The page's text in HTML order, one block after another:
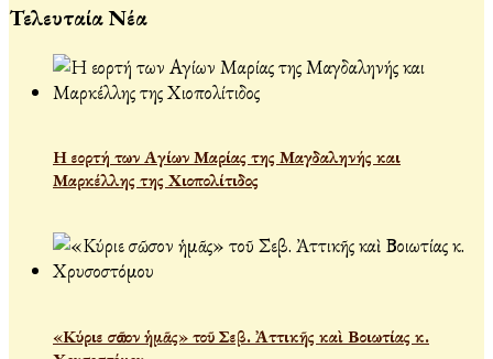
Τελευταία Νέα
Η εορτή των Αγίων Μαρίας της Μαγδαληνής και
Μαρκέλλης της Χιοπολίτιδος
«Κύριε σῶσον ἡμᾶς» τοῦ Σεβ. Ἀττικῆς καὶ Βοιωτίας κ.